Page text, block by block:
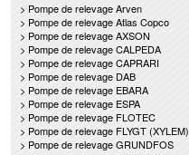
> Pompe de relevage Arven
> Pompe de relevage Atlas Copco
> Pompe de relevage AXSON
> Pompe de relevage CALPEDA
> Pompe de relevage CAPRARI
> Pompe de relevage DAB
> Pompe de relevage EBARA
> Pompe de relevage ESPA
> Pompe de relevage FLOTEC
> Pompe de relevage FLYGT (XYLEM)
> Pompe de relevage GRUNDFOS